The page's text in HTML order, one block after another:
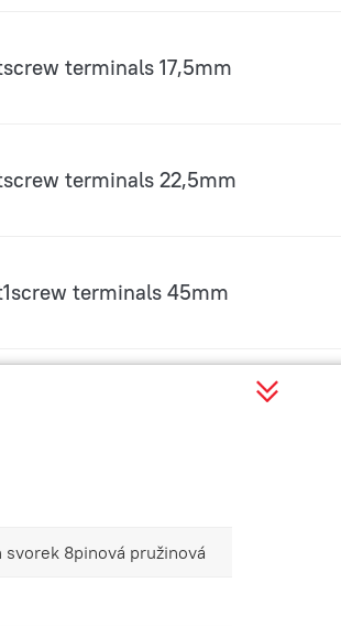
terminals 17,5mm
terminals 22,5mm
terminals 45mm
terminals 45mm
svorek 8pinová pružinová